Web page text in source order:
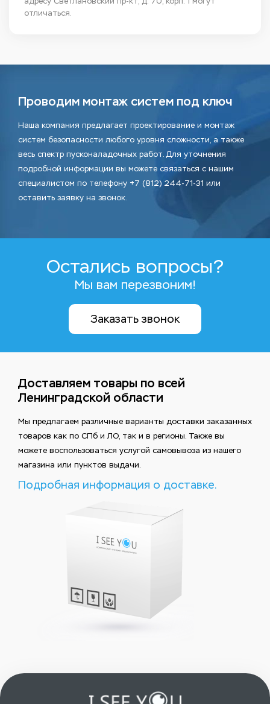
отличаться.
Проводим монтаж систем под ключ
Наша компания предлагает проектирование и монтаж
систем безопасности любого уровня сложности, а также
весь спектр пусконаладочных работ. Для уточнения
подробной информации вы можете связаться с нашим
специалистом по телефону +7 (812) 244-71-31 или
оставить заявку на звонок.
Остались вопросы?
Мы вам перезвоним!
Заказать звонок
Доставляем товары по всей
Ленинградской области
Мы предлагаем различные варианты доставки заказанных
товаров как по СПб и ЛО, так и в регионы. Также вы
можете воспользоваться услугой самовывоза из нашего
магазина или пунктов выдачи.
Подробная информация о доставке.